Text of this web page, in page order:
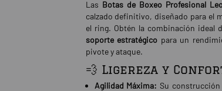
Las Botas de Boxeo Profesional
calzado definitivo, diseñado para el
el ring. Obtén la combinación ideal
soporte estratégico para un
pivote y ataque.
💨 Ligereza y
Agilidad Máxima: Su construcción